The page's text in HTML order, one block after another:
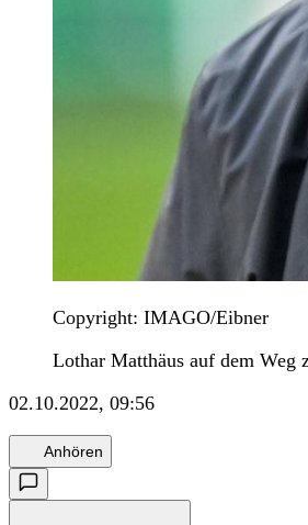
Copyright: IMAGO/Eibner
Lothar Matthäus auf dem Weg
02.10.2022, 09:56
Anhören